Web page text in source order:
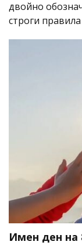
двойно
строги
Имен ден на